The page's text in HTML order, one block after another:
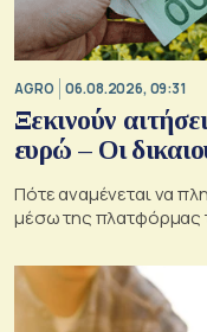
AGRO 06.08.2026, 09:31
Ξεκινούν
ευρώ – Οι
Πότε αναμένεται να
μέσω της πλατφόρμας